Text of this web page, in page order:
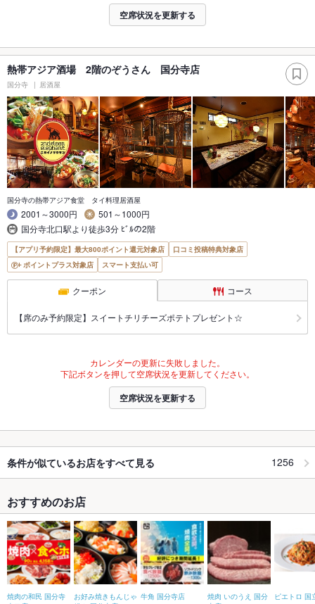
空席状況を更新する
熱帯アジア酒場 2階のぞうさん 国分寺店
国分寺 居酒屋
国分寺の熱帯アジア食堂 タイ料理居酒屋
2001～3000円
501～1000円
国分寺北口駅より徒歩3分 ﾋﾞﾙの2階
【アプリ予約限定】最大800ポイント還元対象店
口コミ投稿特典対象店
ポイントプラス対象店
スマート支払い可
クーポン コース
【席のみ予約限定】スイートチリチーズポテトプレゼント☆
カレンダーの更新に失敗しました。
下記ボタンを押して空席状況を更新してください。
空席状況を更新する
条件が似ているお店をすべて見る 1256
おすすめのお店
焼肉の和民 国分寺
お好み焼きもんじゃ 牛角 国分寺店
焼肉 いのうえ 国分
ピエトロ 国